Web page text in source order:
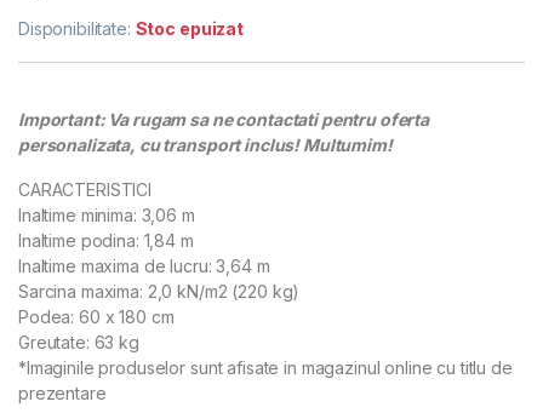
Disponibilitate: Stoc epuizat
Important: Va rugam sa ne contactati pentru oferta
personalizata, cu transport inclus! Multumim!
CARACTERISTICI
Inaltime minima: 3,06 m
Inaltime podina: 1,84 m
Inaltime maxima de lucru: 3,64 m
Sarcina maxima: 2,0 kN/m2 (220 kg)
Podea: 60 x 180 cm
Greutate: 63 kg
*Imaginile produselor sunt afisate in magazinul online cu titlu de
prezentare